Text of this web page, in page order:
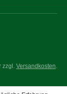
zzgl. Versandkosten.